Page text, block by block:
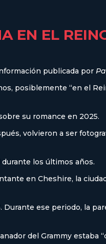
EN EL
publicada por
posiblemente “en el
su romance en 2025.
volvieron a ser
los últimos años.
en Cheshire, la
Durante ese periodo, la
del Grammy estaba